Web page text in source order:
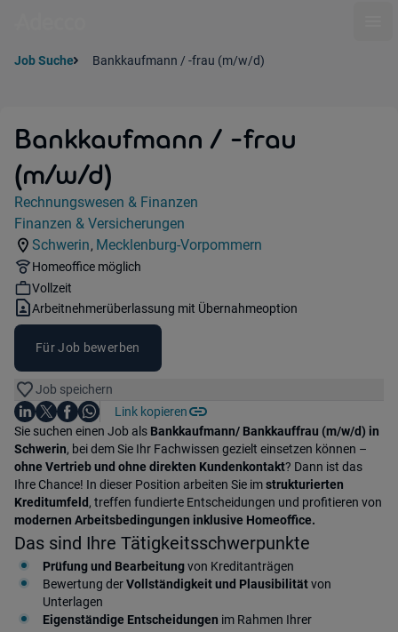
Job Suche Bankkaufmann / -frau (m/w/d)
Bankkaufmann / -frau
(m/w/d)
Jobdetails
Kategorie:
Rechnungswesen & Finanzen
Industry:
Finanzen & Versicherungen
Standorte:
Schwerin,
Region:
Mecklenburg-Vorpommern
Remote Option:
Homeoffice möglich
Workhours:
Vollzeit
Vertragsart:
Arbeitnehmerüberlassung mit Übernahmeoption
Für Job bewerben
Job speichern
Teile diesen Job
Auf LinkedIn teilen
Auf X teilen
Auf Facebook teilen
Auf WhatsApp teilen
Link kopieren
Einleitung
Sie suchen einen Job als Bankkaufmann/ Bankkauffrau (m/w/d) in
Schwerin, bei dem Sie Ihr Fachwissen gezielt einsetzen können –
ohne Vertrieb und ohne direkten Kundenkontakt? Dann ist das
Ihre Chance! In dieser Position arbeiten Sie imstrukturierten
Kreditumfeld , treffen fundierte Entscheidungen und profitieren von
modernen Arbeitsbedingungen inklusive Homeoffice.
Das sind Ihre Tätigkeitsschwerpunkte
Prüfung und Bearbeitungvon Kreditanträgen
Bewertung derVollständigkeit und Plausibilitätvon
Unterlagen
Eigenständige Entscheidungen im Rahmen Ihrer